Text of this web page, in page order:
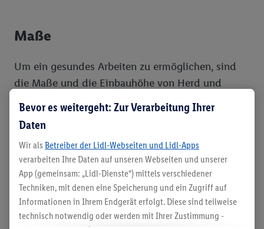
Maße
Um ein gesundes Arbeiten zu ermöglichen, sind
die Maße und die Einbauhöhe von Herd und
Einbaubacköfen werden oftmals in Hochschränken
verbaut. Hier sollte sich die Oberkante des Ofens
etwa aufSchulterhöhebefinden. Handelt es sich
um einen freistehenden Herd oder ein Modell,
dass in den Küchenschrank eingebaut wird, sollte
dieHöhe der Arbeitsfläche und damit des
Kochfeldes1 m (bei einer Körpergröße bis 1,75 m)
Bevor es weitergeht: Zur Verarbeitung Ihrer
Daten
Wir als Betreiber der Lidl-Webseiten und Lidl-Apps
verarbeiten Ihre Daten auf unseren Webseiten und unserer
App (gemeinsam: „Lidl-Dienste“) mittels verschiedener
Techniken, mit denen eine Speicherung und ein Zugriff auf
Informationen in Ihrem Endgerät erfolgt. Diese sind teilweise
technisch notwendig oder werden mit Ihrer Zustimmung -